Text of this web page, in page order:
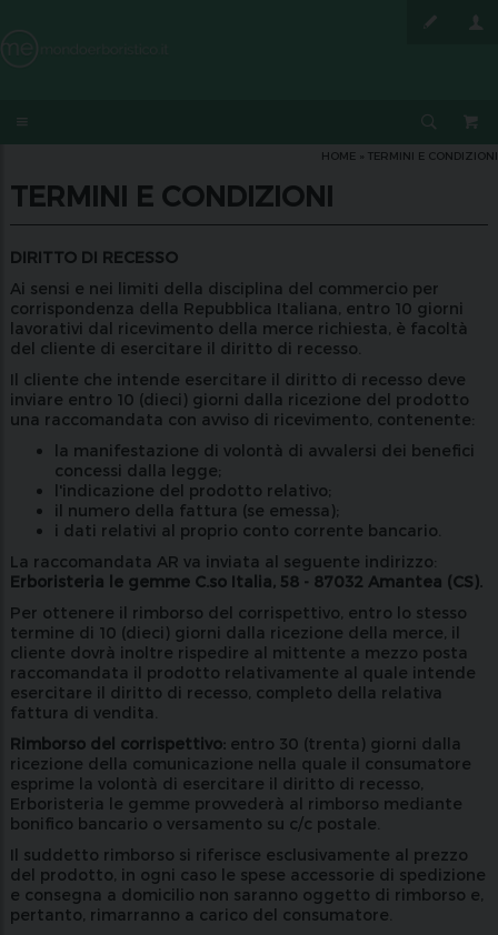
HOME » TERMINI E CONDIZIONI
TERMINI E CONDIZIONI
DIRITTO DI RECESSO
Ai sensi e nei limiti della disciplina del commercio per
corrispondenza della Repubblica Italiana, entro 10 giorni
lavorativi dal ricevimento della merce richiesta, è facoltà
del cliente di esercitare il diritto di recesso.
Il cliente che intende esercitare il diritto di recesso deve
inviare entro 10 (dieci) giorni dalla ricezione del prodotto
una raccomandata con avviso di ricevimento, contenente:
la manifestazione di volontà di avvalersi dei benefici
concessi dalla legge;
l'indicazione del prodotto relativo;
il numero della fattura (se emessa);
i dati relativi al proprio conto corrente bancario.
La raccomandata AR va inviata al seguente indirizzo:
Erboristeria le gemme C.so Italia, 58 - 87032 Amantea (CS).
Per ottenere il rimborso del corrispettivo, entro lo stesso
termine di 10 (dieci) giorni dalla ricezione della merce, il
cliente dovrà inoltre rispedire al mittente a mezzo posta
raccomandata il prodotto relativamente al quale intende
esercitare il diritto di recesso, completo della relativa
fattura di vendita.
Rimborso del corrispettivo:entro 30 (trenta) giorni dalla
ricezione della comunicazione nella quale il consumatore
esprime la volontà di esercitare il diritto di recesso,
Erboristeria le gemme provvederà al rimborso mediante
bonifico bancario o versamento su c/c postale.
Il suddetto rimborso si riferisce esclusivamente al prezzo
del prodotto, in ogni caso le spese accessorie di spedizione
e consegna a domicilio non saranno oggetto di rimborso e,
pertanto, rimarranno a carico del consumatore.